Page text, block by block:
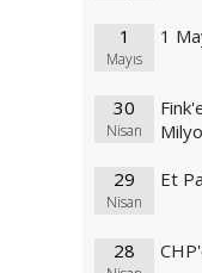
1
Mayıs
1
30
Nisan
29
Nisan
Et
28